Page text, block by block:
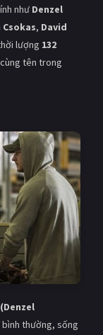
như Denzel
, David
lượng 132
tên trong
thường, sống